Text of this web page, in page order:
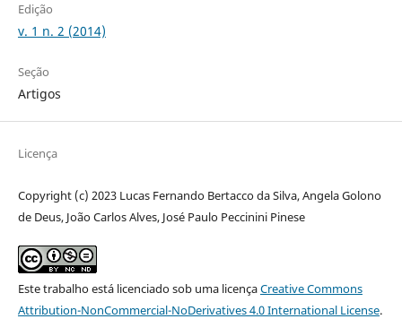
Edição
v. 1 n. 2 (2014)
Seção
Artigos
Licença
Copyright (c) 2023 Lucas Fernando Bertacco da Silva, Angela Golono
de Deus, João Carlos Alves, José Paulo Peccinini Pinese
Este trabalho está licenciado sob uma licençaCreative Commons
Attribution-NonCommercial-NoDerivatives 4.0 International License.